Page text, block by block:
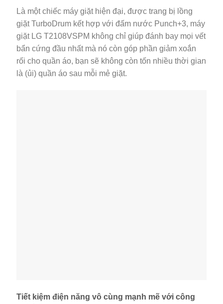
Là một chiếc máy giặt hiện đại, được trang bị lồng
giặt TurboDrum kết hợp với đấm nước Punch+3, máy
giặt LG T2108VSPM không chỉ giúp đánh bay mọi vết
bẩn cứng đầu nhất mà nó còn góp phần giảm xoắn
rối cho quần áo, bạn sẽ không còn tốn nhiều thời gian
là (ủi) quần áo sau mỗi mẻ giặt.
Tiết kiệm điện năng vô cùng mạnh mẽ với công